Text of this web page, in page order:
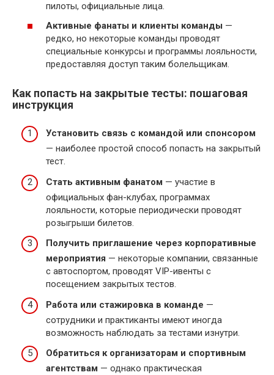
пилоты, официальные лица.
Активные фанаты и клиенты команды —
редко, но некоторые команды проводят
специальные конкурсы и программы лояльности,
предоставляя доступ таким болельщикам.
Как попасть на закрытые тесты: пошаговая
инструкция
Установить связь с командой или спонсором
— наиболее простой способ попасть на закрытый
тест.
Стать активным фанатом — участие в
официальных фан-клубах, программах
лояльности, которые периодически проводят
розыгрыши билетов.
Получить приглашение через корпоративные
мероприятия — некоторые компании, связанные
с автоспортом, проводят VIP-ивенты с
посещением закрытых тестов.
Работа или стажировка в команде —
сотрудники и практиканты имеют иногда
возможность наблюдать за тестами изнутри.
Обратиться к организаторам и спортивным
агентствам — однако практическая